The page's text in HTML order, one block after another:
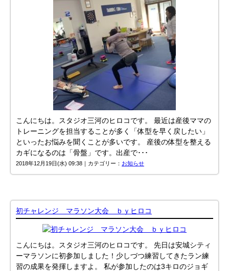
こんにちは。スタジオ三河のヒロコです。 最近は産後ママの
トレーニングを担当することが多く「体型を早く戻したい」
といったお悩みを聞くことが多いです。 産後の体型を整える
カギになるのは「骨盤」です。出産で･･･
2018年12月19日(水) 09:38｜カテゴリー： お知らせ
初チャレンジ マラソン大会 ｂｙヒロコ
こんにちは。スタジオ三河のヒロコです。 先日は安城シティ
ーマラソンに初参加しました！少しづつ練習してきたラン練
習の成果を発揮しますよ。 私が参加したのは3キロのジョギ